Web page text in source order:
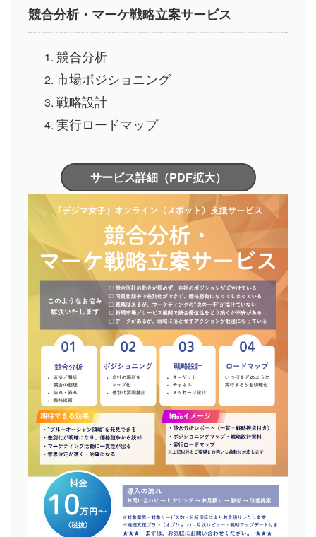
競合分析・マーケ戦略立案サービス
競合分析
市場ポジショニング
戦略設計
実行ロードマップ
サービス詳細（PDF拡大）